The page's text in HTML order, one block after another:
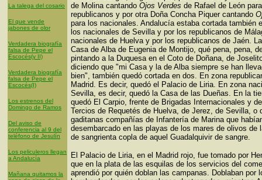
La talega del cosario
El que vende
jabones de olor
Verdadera biografía
falsa de Pepe el
Escocés(y II)
Verdadera biografía
falsa de Pepe el
Escocés(I)
Los estrenos del
Domingo de Ramos
Del aviso de
conferencia al 9 del
teléfono de Jesulín
Los peliculeros llegan
a Andalucía
Mañana quitamos la
de Molina cantando Ojos Verdes de Rafael de León
republicanos y por otra Doña Concha Piquer cantando
para los nacionales. Andalucía estaba cortada también
los nacionales de Sevilla y por los republicanos de
nacionales de Huelva y por los republicanos de Jaén.
Casa de Alba de Eugenia de Montijo, qué pena, pena,
pintando a la Duquesa en el Coto de Doñana, de
diciendo que "mi Casa y la de Alba siempre se han
bien", también quedó cortada en dos. En zona
Madrid. Es decir, quedó el Palacio de Liria. En zona
Sevilla, es decir, quedó la Casa de las Dueñas. En la
quedó El Carpio, frente de Brigadas Internacionales y
Tercios de Requetés de Huelva, de Jerez, de Sevilla, o
gaditanas compañías de Infantería de Marina que
desembarcado en las playas de los mares de olivos de
de sangrienta copla de aquel Guadalquivir de sangre.
El Palacio de Liria, en el Madrid rojo, fue tomado por
que en la plata de las esquilas de los servicios del
aprendió por quién doblan las campanas. Doblaban por